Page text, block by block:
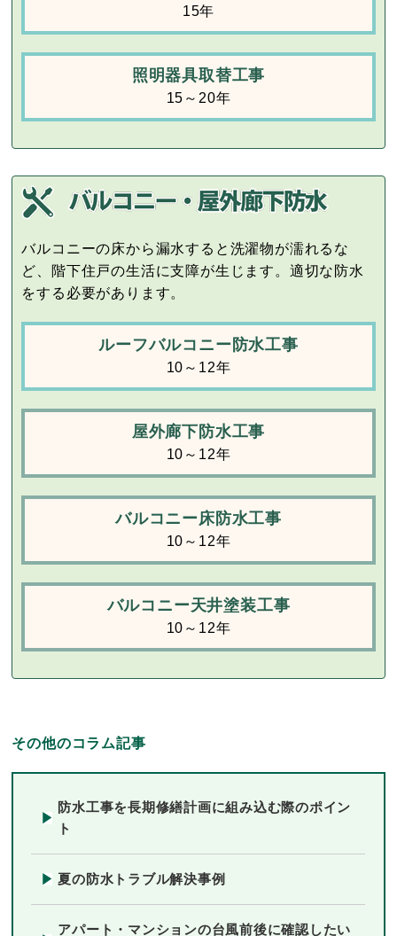
15年
照明器具取替工事
15～20年
バルコニーの床から漏水すると洗濯物が濡れるな
ど、階下住戸の生活に支障が生じます。適切な防水
をする必要があります。
ルーフバルコニー防水工事
10～12年
屋外廊下防水工事
10～12年
バルコニー床防水工事
10～12年
バルコニー天井塗装工事
10～12年
その他のコラム記事
防水工事を長期修繕計画に組み込む際のポイン
ト
夏の防水トラブル解決事例
アパート・マンションの台風前後に確認したい